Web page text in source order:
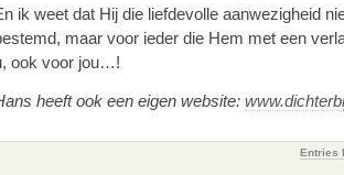
ik weet dat Hij die liefdevolle aanwezigheid
maar voor ieder die Hem met een
ook voor jou…!
heeft ook een eigen website:
Entries